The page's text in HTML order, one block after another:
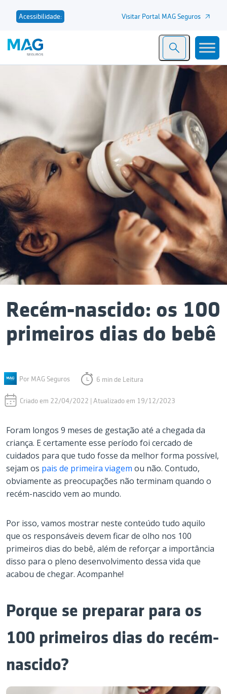
Acessibilidade: Visitar Portal MAG Seguros
Recém-nascido: os 100
primeiros dias do bebê
Por MAG Seguros 6 min de Leitura
Criado em 22/04/2022 | Atualizado em 19/12/2023
Foram longos 9 meses de gestação até a chegada da
criança. E certamente esse período foi cercado de
cuidados para que tudo fosse da melhor forma possível,
sejam os pais de primeira viagem ou não. Contudo,
obviamente as preocupações não terminam quando o
recém-nascido vem ao mundo.
Por isso, vamos mostrar neste conteúdo tudo aquilo
que os responsáveis devem ficar de olho nos 100
primeiros dias do bebê, além de reforçar a importância
disso para o pleno desenvolvimento dessa vida que
acabou de chegar. Acompanhe!
Porque se preparar para os
100 primeiros dias do recém-
nascido?